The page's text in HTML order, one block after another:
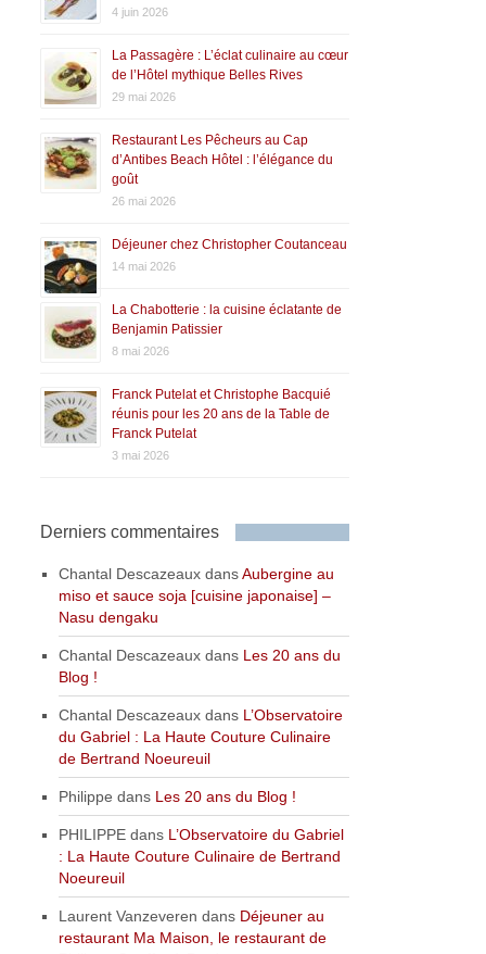
4 juin 2026
La Passagère : L’éclat culinaire au cœur
de l’Hôtel mythique Belles Rives
29 mai 2026
Restaurant Les Pêcheurs au Cap
d’Antibes Beach Hôtel : l’élégance du
goût
26 mai 2026
Déjeuner chez Christopher Coutanceau
14 mai 2026
La Chabotterie : la cuisine éclatante de
Benjamin Patissier
8 mai 2026
Franck Putelat et Christophe Bacquié
réunis pour les 20 ans de la Table de
Franck Putelat
3 mai 2026
Derniers commentaires
Chantal Descazeaux dansAubergine au
miso et sauce soja [cuisine japonaise] –
Nasu dengaku
Chantal Descazeaux dans Les 20 ans du
Blog !
Chantal Descazeaux dans L’Observatoire
du Gabriel : La Haute Couture Culinaire
de Bertrand Noeureuil
Philippe dans Les 20 ans du Blog !
PHILIPPE dans L’Observatoire du Gabriel
: La Haute Couture Culinaire de Bertrand
Noeureuil
Laurent Vanzeveren dans Déjeuner au
restaurant Ma Maison, le restaurant de